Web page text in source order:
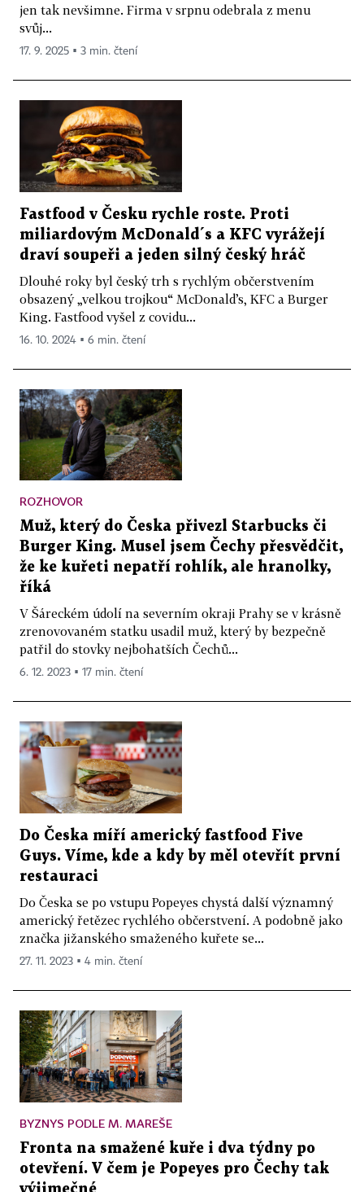
jen tak nevšimne. Firma v srpnu odebrala z menu
svůj...
17. 9. 2025 ▪ 3 min. čtení
Fastfood v Česku rychle roste. Proti
miliardovým McDonald´s a KFC vyrážejí
draví soupeři a jeden silný český hráč
Dlouhé roky byl český trh s rychlým občerstvením
obsazený „velkou trojkou“ McDonald’s, KFC a Burger
King. Fastfood vyšel z covidu...
16. 10. 2024 ▪ 6 min. čtení
ROZHOVOR
Muž, který do Česka přivezl Starbucks či
Burger King. Musel jsem Čechy přesvědčit,
že ke kuřeti nepatří rohlík, ale hranolky,
říká
V Šáreckém údolí na severním okraji Prahy se v krásně
zrenovovaném statku usadil muž, který by bezpečně
patřil do stovky nejbohatších Čechů...
6. 12. 2023 ▪ 17 min. čtení
Do Česka míří americký fastfood Five
Guys. Víme, kde a kdy by měl otevřít první
restauraci
Do Česka se po vstupu Popeyes chystá další významný
americký řetězec rychlého občerstvení. A podobně jako
značka jižanského smaženého kuřete se...
27. 11. 2023 ▪ 4 min. čtení
BYZNYS PODLE M. MAREŠE
Fronta na smažené kuře i dva týdny po
otevření. V čem je Popeyes pro Čechy tak
výjimečné